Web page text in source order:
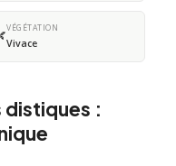
VÉGÉTATION
Vivace
distiques :